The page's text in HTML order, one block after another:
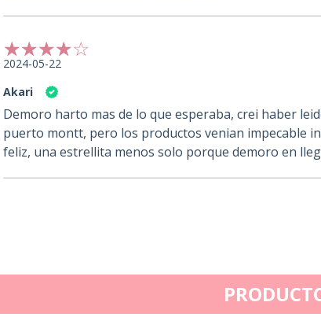
2024-05-22
Akari
Demoro harto mas de lo que esperaba, crei haber
puerto montt, pero los productos venian impecable
feliz, una estrellita menos solo porque demoro en